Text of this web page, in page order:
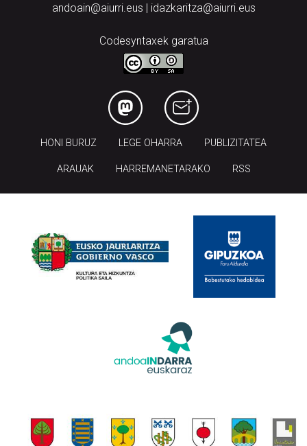
andoain@aiurri.eus | idazkaritza@aiurri.eus
Codesyntaxek garatua
HONI BURUZ LEGE OHARRA PUBLIZITATEA
ARAUAK HARREMANETARAKO RSS